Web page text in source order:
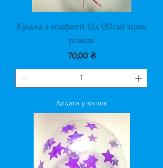
Кулька з конфетті 12д (30см) зірки
рожеві
Ціна
70,00 ₴
Додати у кошик